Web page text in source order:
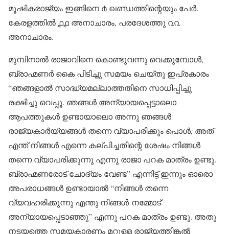
മൂഷികരാജ്യം ഇങ്ങിനെ ൪ ഖണ്ഡത്തിന്റെയും പേർ.
കേരളത്തിൽ ൧൧ അനാചാരം, പരദേശത്തു ൨൨
അനാചാരം.
മുമ്പിനാൽ രാജാവിനെ കൊണ്ടുവന്നു വെക്കുമ്പോൾ,
ബ്രാഹ്മണർ കൈ പിടിച്ചു സമയം ചെയ്തു ഇപ്രകാരം
“ഞങ്ങളാൽ സാദ്ധ്യമല്ലാത്തതിനെ സാധിപ്പിച്ചു
രക്ഷിച്ചു വെപ്പൂ. ഞങ്ങൾ അന്യായപ്പെട്ടാലൊ
ആപത്തുകൾ ഉണ്ടായാലൊ അന്നു ഞങ്ങൾ
രാജ്യകാർയ്യങ്ങൾ തന്നെ വ്യാപരിക്കും പൊൾ, അത്
എന്ത് നിങ്ങൾ എന്നെ കല്പിച്ചതിന്റെ ശേഷം നിങ്ങൾ
തന്നെ വ്യാപരിക്കുന്നു എന്നു രാജാ പറക മാത്രം ഉണ്ടു.
ബ്രാഹ്മണരോട് ചോദ്യം വേണ്ട” എന്നിട്ട് ഇന്നും ഓരൊ
അപരാധങ്ങൾ ഉണ്ടായാൽ “നിങ്ങൾ തന്നെ
വ്യവഹരിക്കുന്നു എന്തു നിങ്ങൾ നമ്മോട്
അന്യായപ്പെടാഞ്ഞു” എന്നു പറക മാത്രം ഉണ്ടു. അതു
നടയത്തെ സമയകാരണം മറ്റുള്ള രാജ്യത്തിങ്കൽ